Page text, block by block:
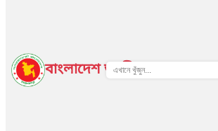
বাংলাদেশ জাতীয় তথ্য বাতায়ন